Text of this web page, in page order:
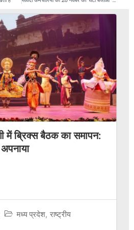
में ब्रिक्स बैठक का समापन:
मध्य प्रदेश, राष्ट्रीय